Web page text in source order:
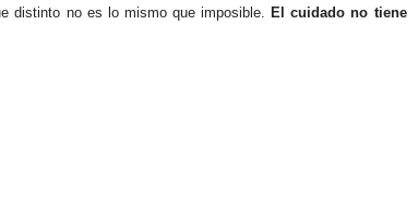
distinto no es lo mismo que imposible.El cuidado no tiene